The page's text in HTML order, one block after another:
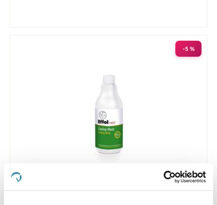
-5 %
rating
Effol med Cooling-Wash 500 ml